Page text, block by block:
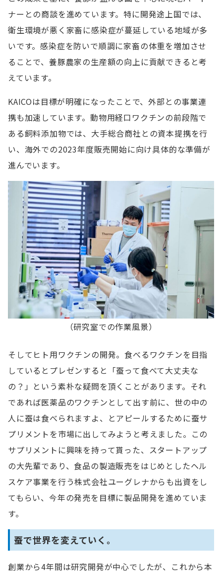
ナーとの商談を進めています。特に開発途上国では、
衛生環境が悪く家畜に感染症が蔓延している地域が多
いです。感染症を防いで順調に家畜の体重を増加させ
ることで、養豚農家の生産額の向上に貢献できると考
えています。
KAICOは目標が明確になったことで、外部との事業連
携も加速しています。動物用経口ワクチンの前段階で
ある飼料添加物では、大手総合商社との資本提携を行
い、海外での2023年度販売開始に向け具体的な準備が
進んでいます。
（研究室での作業風景）
そしてヒト用ワクチンの開発。食べるワクチンを目指
しているとプレゼンすると「蚕って食べて大丈夫な
の？」という素朴な疑問を頂くことがあります。それ
であれば医薬品のワクチンとして出す前に、世の中の
人に蚕は食べられますよ、とアピールするために蚕サ
プリメントを市場に出してみようと考えました。この
サプリメントに興味を持って貰った、スタートアップ
の大先輩であり、食品の製造販売をはじめとしたヘル
スケア事業を行う株式会社ユーグレナからも出資をし
てもらい、今年の発売を目標に製品開発を進めていま
す。
蚕で世界を変えていく。
創業から4年間は研究開発が中心でしたが、これから本